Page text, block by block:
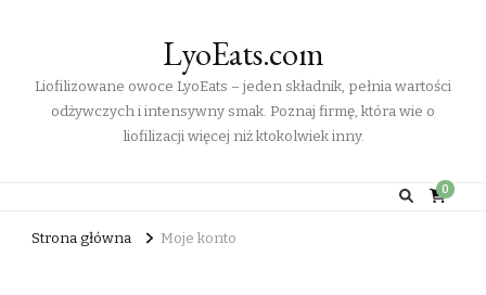
LyoEats.com
Liofilizowane owoce LyoEats – jeden składnik, pełnia wartości
odżywczych i intensywny smak. Poznaj firmę, która wie o
liofilizacji więcej niż ktokolwiek inny.
0
Strona główna Moje konto